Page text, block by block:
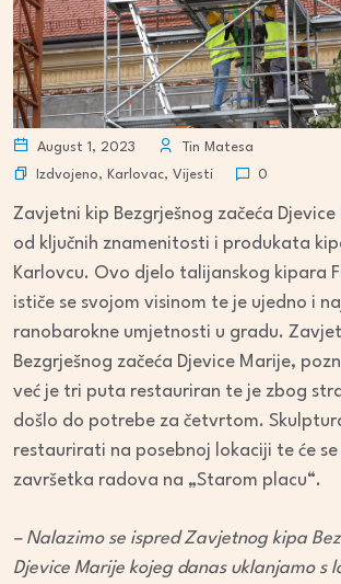
August 1, 2023
Tin Matesa
Izdvojeno, Karlovac, Vijesti 0
Zavjetni kip Bezgrješnog začeća
od ključnih znamenitosti i produkata
Karlovcu. Ovo djelo talijanskog kipara
ističe se svojom visinom te je ujedno i
ranobarokne umjetnosti u gradu.
Bezgrješnog začeća Djevice Marije,
već je tri puta restauriran te je zbog
došlo do potrebe za četvrtom.
restaurirati na posebnoj lokaciji te će
završetka radova na „Starom placu“.
– Nalazimo se ispred Zavjetnog kipa
Djevice Marije kojeg danas uklanjamo s